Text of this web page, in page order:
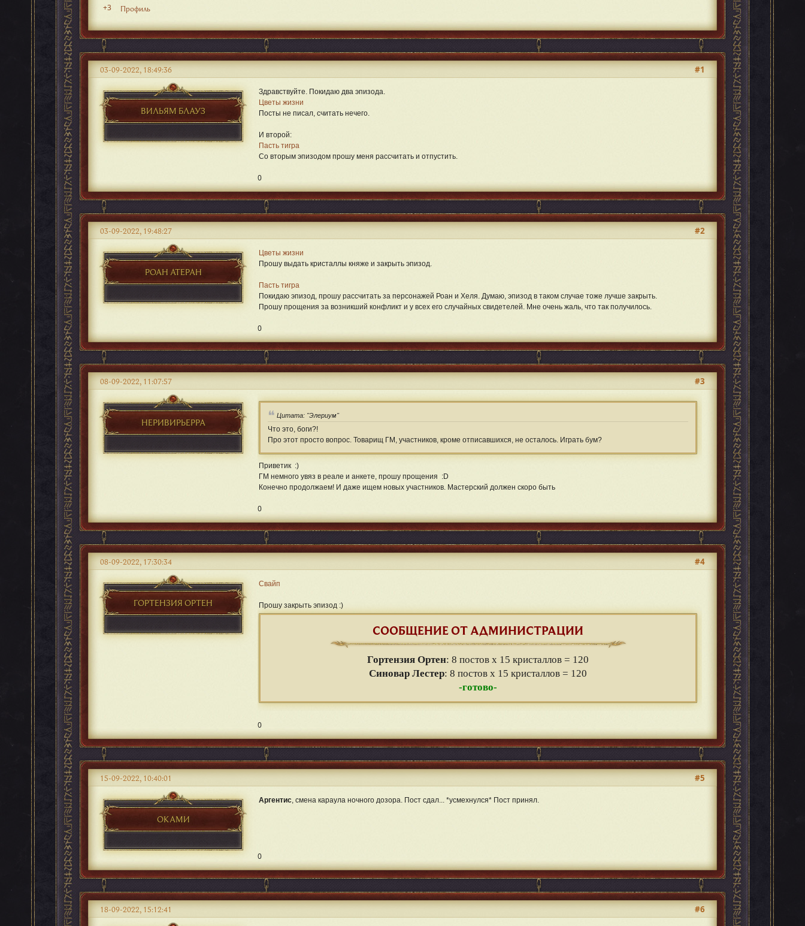
+3 Профиль
ВИЛЬЯМ БЛАУЗ
#1
03-09-2022, 18:49:36
Здравствуйте. Покидаю два эпизода.
Цветы жизни
Посты не писал, считать нечего.
И второй:
Пасть тигра
Со вторым эпизодом прошу меня рассчитать и отпустить.
0
РОАН АТЕРАН
#2
03-09-2022, 19:48:27
Цветы жизни
Прошу выдать кристаллы княже и закрыть эпизод.
Пасть тигра
Покидаю эпизод, прошу рассчитать за персонажей Роан и Хеля. Думаю, эпизод в таком случае тоже лучше закрыть.
Прошу прощения за возникший конфликт и у всех его случайных свидетелей. Мне очень жаль, что так получилось.
0
НЕРИВИРЬЕРРА
#3
08-09-2022, 11:07:57
Цитата: "Элериум"
Что это, боги?!
Про этот просто вопрос. Товарищ ГМ, участников, кроме отписавшихся, не осталось. Играть бум?
Приветик :)
ГМ немного увяз в реале и анкете, прошу прощения :D
Конечно продолжаем! И даже ищем новых участников. Мастерский должен скоро быть
0
ГОРТЕНЗИЯ ОРТЕН
#4
08-09-2022, 17:30:34
Свайп
Прошу закрыть эпизод :)
СООБЩЕНИЕ ОТ АДМИНИСТРАЦИИ
Гортензия Ортен: 8 постов х 15 кристаллов = 120
Синовар Лестер: 8 постов х 15 кристаллов = 120
-готово-
0
ОКАМИ
#5
15-09-2022, 10:40:01
Аргентис, смена караула ночного дозора. Пост сдал... *усмехнулся* Пост принял.
0
#6
18-09-2022, 15:12:41